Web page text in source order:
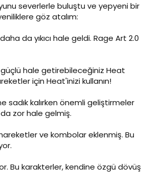
severlerle buluştu ve yepyeni bir
göz atalım:
da yıkıcı hale geldi. Rage Art 2.0
güçlü hale getirebileceğiniz Heat
için Heat'inizi kullanın!
sadık kalırken önemli geliştirmeler
zor hale gelmiş.
ve kombolar eklenmiş. Bu
Bu karakterler, kendine özgü dövüş